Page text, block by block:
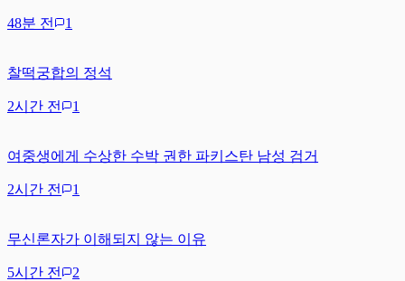
48분 전 1
찰떡궁합의 정석
2시간 전 1
여중생에게 수상한 수박 권한 파키스탄 남성 검거
2시간 전 1
무신론자가 이해되지 않는 이유
5시간 전 2